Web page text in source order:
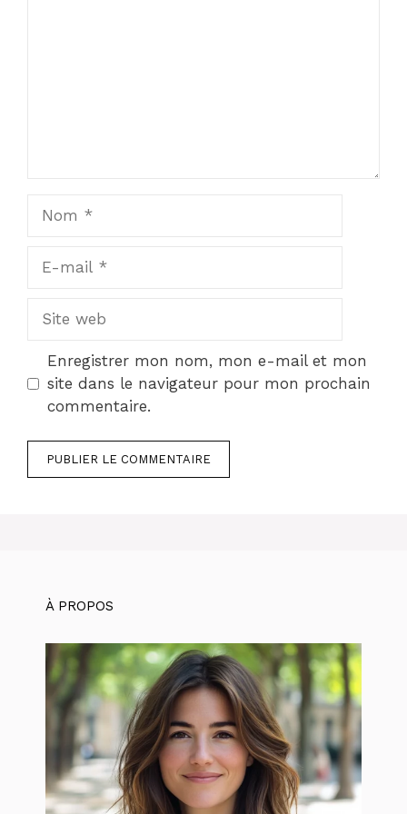
mail
web
Enregistrer mon nom, mon e-mail et mon
site dans le navigateur pour mon prochain
commentaire.
À PROPOS